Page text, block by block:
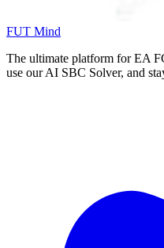
FUT Mind
The ultimate platform for EA
use our AI SBC Solver, and